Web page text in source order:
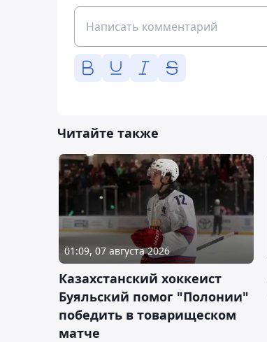
Читайте также
01:09, 07 августа 2026
Казахстанский хоккеист
Буяльский помог "Полонии"
победить в товарищеском
матче